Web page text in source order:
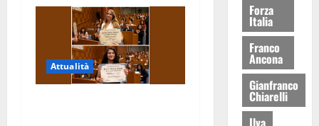
Attualità
Forza
Italia
Franco
Ancona
Gianfranco
Chiarelli
Ilva